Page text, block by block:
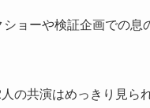
ョーや検証企画での
の共演はめっきり見ら